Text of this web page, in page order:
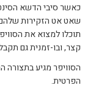
כאשר סיבי הדשא
שאט אט הזקירות
תוכלו למצוא את
קצר, ובו-זמנית גם
הסוויפר מגיע
הפרטית.